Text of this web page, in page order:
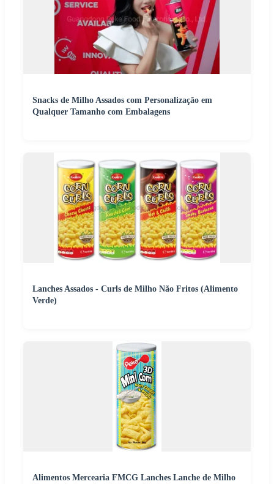
Snacks de Milho Assados com Personalização em
Qualquer Tamanho com Embalagens
Lanches Assados - Curls de Milho Não Fritos (Alimento
Verde)
Alimentos Mercearia FMCG Lanches Lanche de Milho